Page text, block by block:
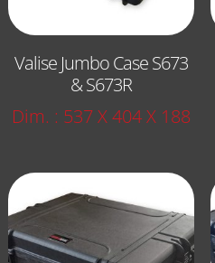
Valise Jumbo Case S673
& S673R
Dim. : 537 X 404 X 188